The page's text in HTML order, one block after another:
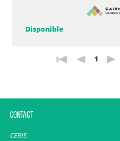
Disponible
1
Contact
CERIS